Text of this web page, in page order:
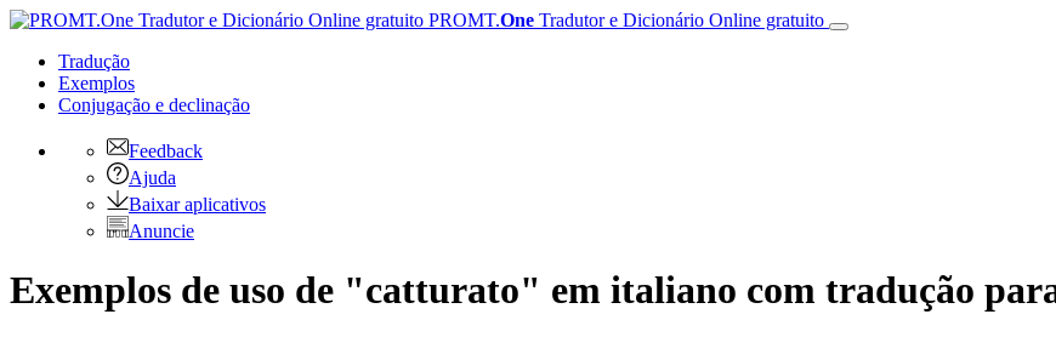
PROMT.One Tradutor e Dicionário Online gratuito
Tradução
Exemplos
Conjugação e declinação
Feedback
Ajuda
Baixar aplicativos
Anuncie
Exemplos de uso de "catturato" em italiano com tradução